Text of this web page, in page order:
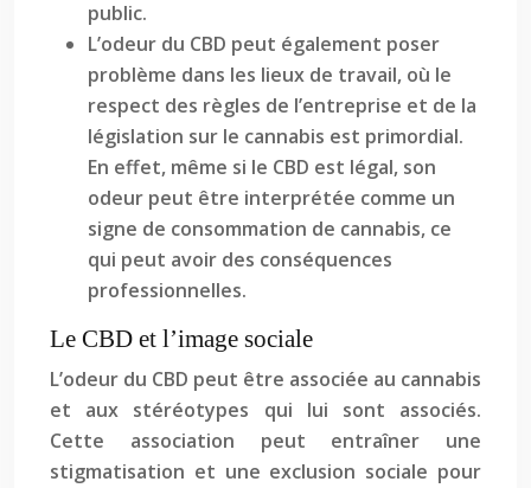
public.
L’odeur du CBD peut également poser
problème dans les lieux de travail, où le
respect des règles de l’entreprise et de la
législation sur le cannabis est primordial.
En effet, même si le CBD est légal, son
odeur peut être interprétée comme un
signe de consommation de cannabis, ce
qui peut avoir des conséquences
professionnelles.
Le CBD et l’image sociale
L’odeur du CBD peut être associée au cannabis
et aux stéréotypes qui lui sont associés.
Cette association peut entraîner une
stigmatisation et une exclusion sociale pour